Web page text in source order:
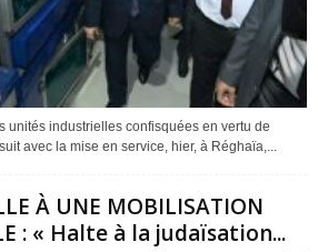
unités industrielles confisquées en vertu de
avec la mise en service, hier, à Réghaïa,...
À UNE MOBILISATION
: « Halte à la judaïsation...